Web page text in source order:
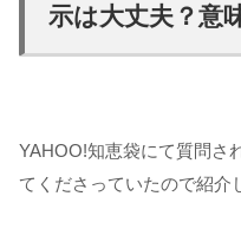
示は大丈夫？意
YAHOO!知恵袋にて質問さ
てくださっていたので紹介